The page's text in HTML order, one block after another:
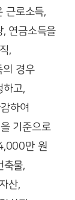
근로소득,
연금소득을
,
의 경우
하고,
하여
기준으로
만 원
축물,
산,